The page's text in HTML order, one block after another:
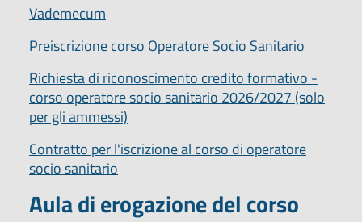
Vademecum
Preiscrizione corso Operatore Socio Sanitario
Richiesta di riconoscimento credito formativo -
corso operatore socio sanitario 2026/2027 (solo
per gli ammessi)
Contratto per l'iscrizione al corso di operatore
socio sanitario
Aula di erogazione del corso